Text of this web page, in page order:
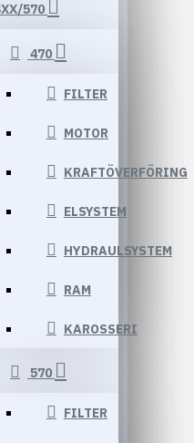
570
470
FILTER
MOTOR
KRAFTÖVERFÖRING
ELSYSTEM
HYDRAULSYSTEM
RAM
KAROSSERI
570
FILTER